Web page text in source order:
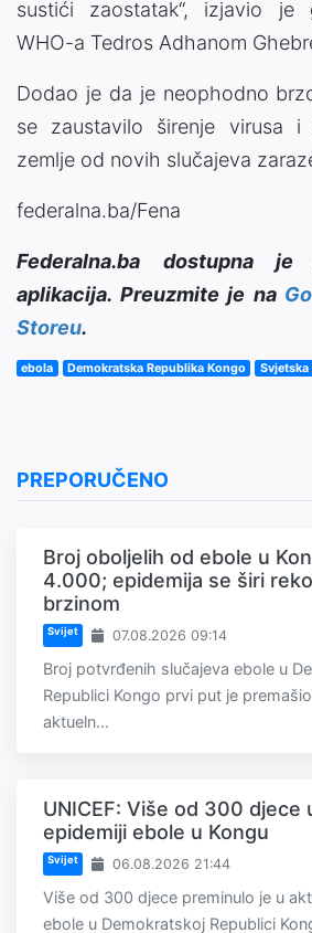
sustići zaostatak“, izjavio je
WHO-a Tedros Adhanom
Dodao je da je neophodno
se zaustavilo širenje virusa i
zemlje od novih slučajeva
federalna.ba/Fena
Federalna.ba dostupna
aplikacija. Preuzmite je na
Storeu.
ebola Demokratska Republika Kongo
PREPORUČENO
Broj oboljelih od ebole u
4.000; epidemija se širi
brzinom
Svijet 07.08.2026 09:14
Broj potvrđenih slučajeva ebole u
Republici Kongo prvi put je
aktueln...
UNICEF: Više od 300 djece
epidemiji ebole u Kongu
Svijet 06.08.2026 21:44
Više od 300 djece preminulo je u
ebole u Demokratskoj Republici